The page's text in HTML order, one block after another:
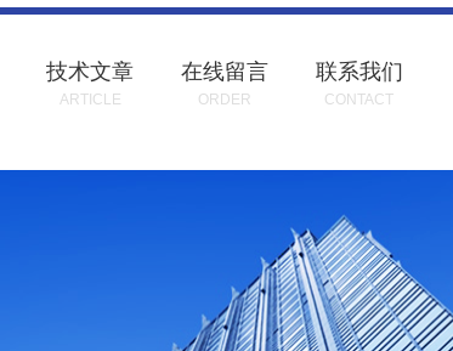
技术文章
ARTICLE
在线留言
ORDER
联系我们
CONTACT